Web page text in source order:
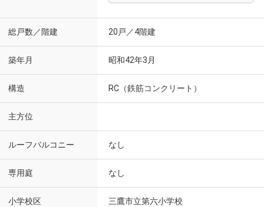
総戸数／階建 20戸／4階建
築年月 昭和42年3月
構造 RC（鉄筋コンクリート）
主方位
ルーフバルコニー なし
専用庭 なし
小学校区 三鷹市立第六小学校